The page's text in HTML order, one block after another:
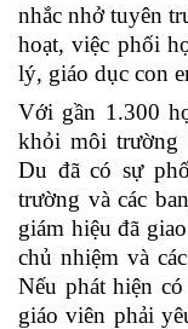
nhắc nhở tuyên
hoạt, việc phối
lý, giáo dục con
Với gần 1.300
khỏi môi trường
Du đã có sự
trường và các
giám hiệu đã
chủ nhiệm và
Nếu phát hiện
giáo viên phải